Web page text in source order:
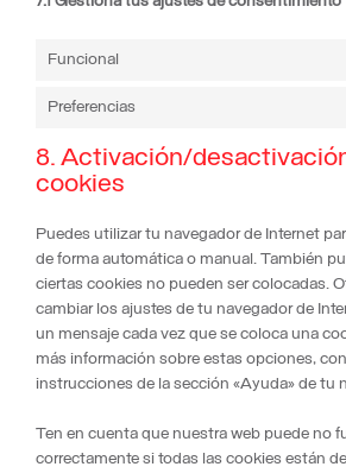
Funcional
Preferencias
8. Activación/
cookies
Puedes utilizar tu navegador de Internet
de forma automática o manual. También
ciertas cookies no pueden ser colocadas.
cambiar los ajustes de tu navegador de
un mensaje cada vez que se coloca una
más información sobre estas opciones,
instrucciones de la sección «Ayuda» de tu
Ten en cuenta que nuestra web puede no
correctamente si todas las cookies están